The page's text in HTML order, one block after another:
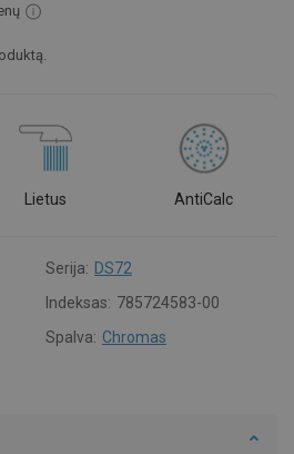
Lietus AntiCalc
Serija: DS72
Indeksas: 785724583-00
Spalva: Chromas